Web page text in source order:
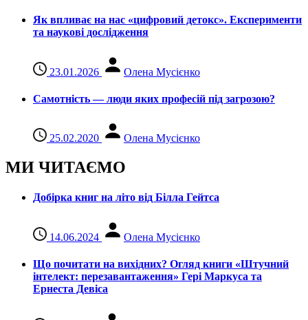
Як впливає на нас «цифровий детокс». Експерименти
та наукові дослідження
23.01.2026 Олена Мусієнко
Самотність — люди яких професій під загрозою?
25.02.2020 Олена Мусієнко
МИ ЧИТАЄМО
Добірка книг на літо від Білла Гейтса
14.06.2024 Олена Мусієнко
Що почитати на вихідних? Огляд книги «Штучний
інтелект: перезавантаження» Гері Маркуса та
Ернеста Девіса